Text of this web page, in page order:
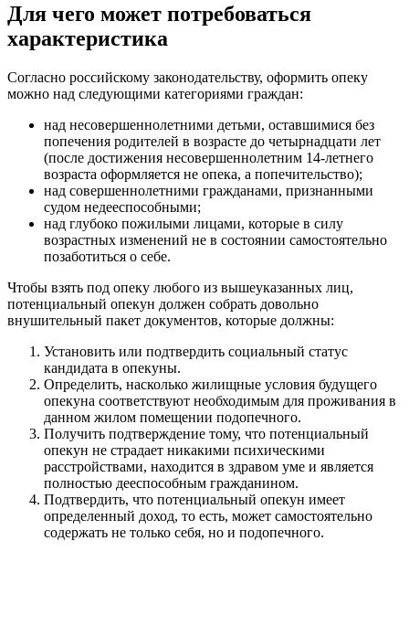
Для чего может потребоваться
характеристика
Согласно российскому законодательству, оформить опеку
можно над следующими категориями граждан:
над несовершеннолетними детьми, оставшимися без
попечения родителей в возрасте до четырнадцати лет
(после достижения несовершеннолетним 14-летнего
возраста оформляется не опека, а попечительство);
над совершеннолетними гражданами, признанными
судом недееспособными;
над глубоко пожилыми лицами, которые в силу
возрастных изменений не в состоянии самостоятельно
позаботиться о себе.
Чтобы взять под опеку любого из вышеуказанных лиц,
потенциальный опекун должен собрать довольно
внушительный пакет документов, которые должны:
Установить или подтвердить социальный статус
кандидата в опекуны.
Определить, насколько жилищные условия будущего
опекуна соответствуют необходимым для проживания в
данном жилом помещении подопечного.
Получить подтверждение тому, что потенциальный
опекун не страдает никакими психическими
расстройствами, находится в здравом уме и является
полностью дееспособным гражданином.
Подтвердить, что потенциальный опекун имеет
определенный доход, то есть, может самостоятельно
содержать не только себя, но и подопечного.